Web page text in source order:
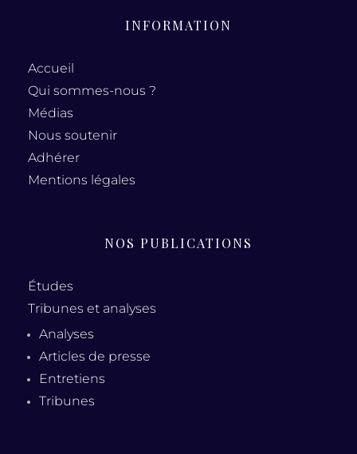
INFORMATION
Accueil
Qui sommes-nous ?
Médias
Nous soutenir
Adhérer
Mentions légales
NOS PUBLICATIONS
Études
Tribunes et analyses
Analyses
Articles de presse
Entretiens
Tribunes